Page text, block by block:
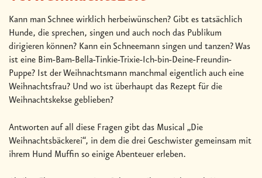
Kann man Schnee wirklich herbeiwünschen? Gibt es tatsächlich
Hunde, die sprechen, singen und auch noch das Publikum
dirigieren können? Kann ein Schneemann singen und tanzen? Was
ist eine Bim-Bam-Bella-Tinkie-Trixie-Ich-bin-Deine-Freundin-
Puppe? Ist der Weihnachtsmann manchmal eigentlich auch eine
Weihnachtsfrau? Und wo ist überhaupt das Rezept für die
Weihnachtskekse geblieben?
Antworten auf all diese Fragen gibt das Musical „Die
Weihnachtsbäckerei“, in dem die drei Geschwister gemeinsam mit
ihrem Hund Muffin so einige Abenteuer erleben.